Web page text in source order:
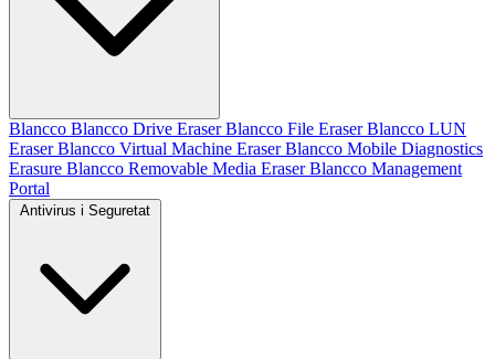
Blancco Blancco Drive EraserBlancco File EraserBlancco LUN
EraserBlancco Virtual Machine EraserBlancco Mobile Diagnostics
Erasure Blancco Removable Media EraserBlancco Management
Portal